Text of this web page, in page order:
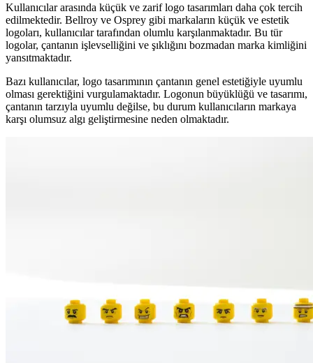
Kullanıcılar arasında küçük ve zarif logo tasarımları daha çok tercih
edilmektedir. Bellroy ve Osprey gibi markaların küçük ve estetik
logoları, kullanıcılar tarafından olumlu karşılanmaktadır. Bu tür
logolar, çantanın işlevselliğini ve şıklığını bozmadan marka kimliğini
yansıtmaktadır.
Bazı kullanıcılar, logo tasarımının çantanın genel estetiğiyle uyumlu
olması gerektiğini vurgulamaktadır. Logonun büyüklüğü ve tasarımı,
çantanın tarzıyla uyumlu değilse, bu durum kullanıcıların markaya
karşı olumsuz algı geliştirmesine neden olmaktadır.